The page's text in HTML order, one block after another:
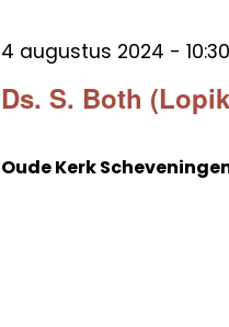
Ds. S. Both
4 augustus 2024 - 10:30
Oude Kerk